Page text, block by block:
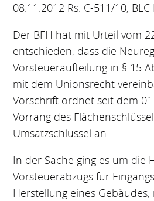
08.11.2012 Rs. C-511/10,
Der BFH hat mit Urteil vom
entschieden, dass die
Vorsteueraufteilung in § 15
mit dem Unionsrecht
Vorschrift ordnet seit dem
Vorrang des
Umsatzschlüssel an.
In der Sache ging es um die
Vorsteuerabzugs für
Herstellung eines